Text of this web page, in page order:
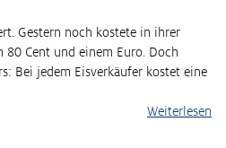
Gestern noch kostete in ihrer
80 Cent und einem Euro. Doch
Bei jedem Eisverkäufer kostet eine
Weiterlesen